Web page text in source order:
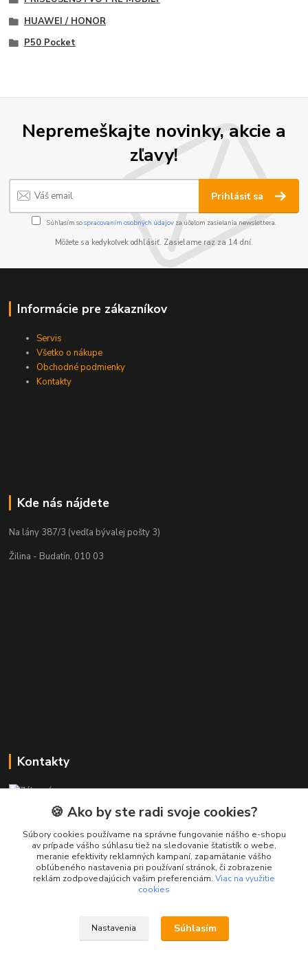
HUAWEI / HONOR
P50 Pocket
Nepremeškajte novinky, akcie a
zľavy!
Prihlásiť sa
Súhlasím sospracovaním osobných údajov za účelom zasielania newslettera.
Môžete sa kedykoľvek odhlásiť. Zasielame raz za 14 dní.
Informácie pre zákazníkov
Servis
Všetko o nákupe
Obchodné podmienky
Kontakty
Kde nás nájdete
Na lány 387/3 (vedľa bývalej pošty 3)
Žilina - Budatín, 010 03
Kontakty
+421 911 010 560
Po-Pia, 13-17 hod.
info@presmartfon.sk
🍪 Ako by ste radi svoje cookies?
Súbory cookies používame na správne fungovanie nášho e-shopu
av prípade vášho súhlasu tiež na sledovanie štatistík o webe,
meranie efektivity reklamných kampaní, zapamätanie vášho
obľúbeného nastavenia pri používaní stránok, či zobrazenie
reklám zodpovedajúcich vašim preferenciám. Viac na využitie
cookies
Nastavenia Súhlasím